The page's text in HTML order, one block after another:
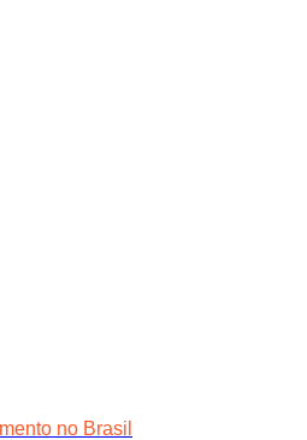
no Brasil